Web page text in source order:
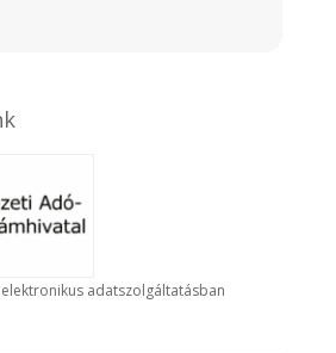
adatszolgáltatásban